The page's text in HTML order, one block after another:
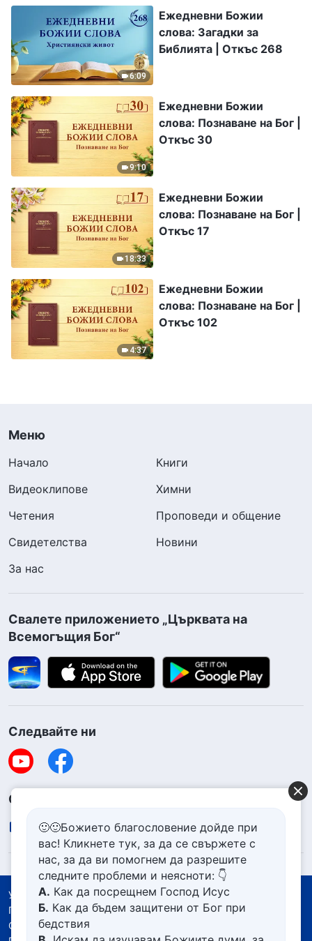
6:09
Ежедневни Божии
слова: Загадки за
Библията | Откъс 268
9:10
Ежедневни Божии
слова: Познаване на Бог |
Откъс 30
18:33
Ежедневни Божии
слова: Познаване на Бог |
Откъс 17
4:37
Ежедневни Божии
слова: Познаване на Бог |
Откъс 102
Меню
Начало
Книги
Видеоклипове
Химни
Четения
Проповеди и общение
Свидетелства
Новини
За нас
Свалете приложението „Църквата на
Всемогъщия Бог“
Следвайте ни
Свържете се с нас
contact.bg@godfootsteps.org
Условия за ползване
Политика за поверителност
Със съдействието на
🙂🙂Божието благословение дойде при
вас! Кликнете тук, за да се свържете с
нас, за да ви помогнем да разрешите
следните проблеми и неясноти: 👇
А. Как да посрещнем Господ Исус
Б. Как да бъдем защитени от Бог при
бедствия